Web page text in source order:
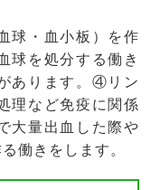
球・血小板）を作
球を処分する働き
あります。④リン
理など免疫に関係
大量出血した際や
働きをします。